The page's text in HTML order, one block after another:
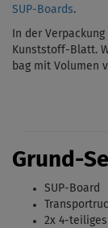
SUP-Boards.
In der
Kunststoff-Blatt.
bag mit Volumen
Grund-
SUP-Board
2x 4-